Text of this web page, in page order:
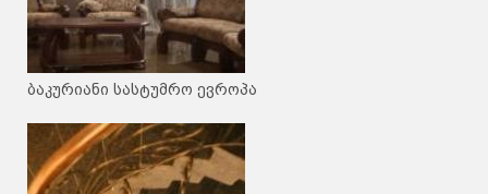
ბაკურიანი სასტუმრო ევროპა